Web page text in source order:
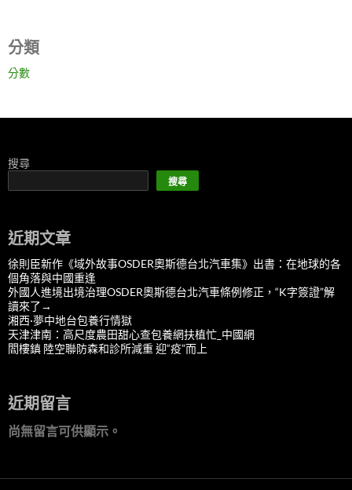
分類
分數
搜尋
搜尋
近期文章
徐則臣新作《域外故事OSDER奧斯德台北汽車集》出書：在地球的各
個角落與中國重逢
外國人進境出境治理OSDER奧斯德台北汽車條例修正，“K字簽證”解
讀來了→
湘西·夢中地台包養行情獄
天津津南：高尺度農田甜心查包養網扶植忙_中國網
閻樓鎮 陸空聯防森和診所減重 迎“疫”而上
近期留言
尚無留言可供顯示。